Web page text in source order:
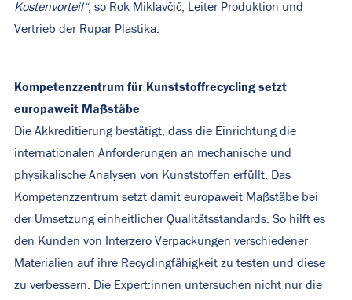
Kostenvorteil“, so Rok Miklavčič, Leiter Produktion und
Vertrieb der Rupar Plastika.
Kompetenzzentrum für Kunststoffrecycling setzt
europaweit Maßstäbe
Die Akkreditierung bestätigt, dass die Einrichtung die
internationalen Anforderungen an mechanische und
physikalische Analysen von Kunststoffen erfüllt. Das
Kompetenzzentrum setzt damit europaweit Maßstäbe bei
der Umsetzung einheitlicher Qualitätsstandards. So hilft es
den Kunden von Interzero Verpackungen verschiedener
Materialien auf ihre Recyclingfähigkeit zu testen und diese
zu verbessern. Die Expert:innen untersuchen nicht nur die